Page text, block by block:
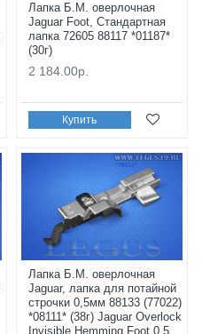
Лапка Б.М. оверлочная
Jaguar Foot, Стандартная
лапка 72605 88117 *01187*
(30г)
2 184.00р.
Купить
Лапка Б.М. оверлочная
Jaguar, лапка для потайной
строчки 0,5мм 88133 (77022)
*08111* (38г) Jaguar Overlock
Invisible Hemming Foot 0,5